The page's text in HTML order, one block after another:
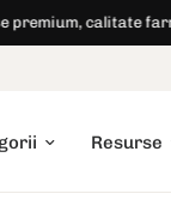
farmaceutică
Resurse